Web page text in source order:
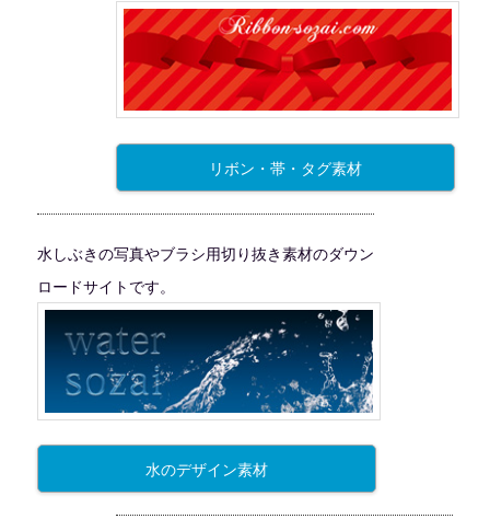
リボン・帯・タグ素材
水しぶきの写真やブラシ用切り抜き素材のダウン
ロードサイトです。
水のデザイン素材